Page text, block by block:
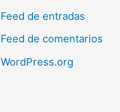
Feed de entradas
Feed de comentarios
WordPress.org